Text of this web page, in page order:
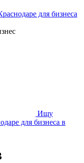
для бизнеса
Ищу
для бизнеса в